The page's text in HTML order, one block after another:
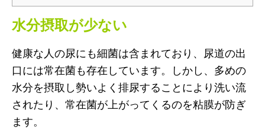
水分摂取が少ない
健康な人の尿にも細菌は含まれており、尿道の出
口には常在菌も存在しています。しかし、多めの
水分を摂取し勢いよく排尿することにより洗い流
されたり、常在菌が上がってくるのを粘膜が防ぎ
ます。